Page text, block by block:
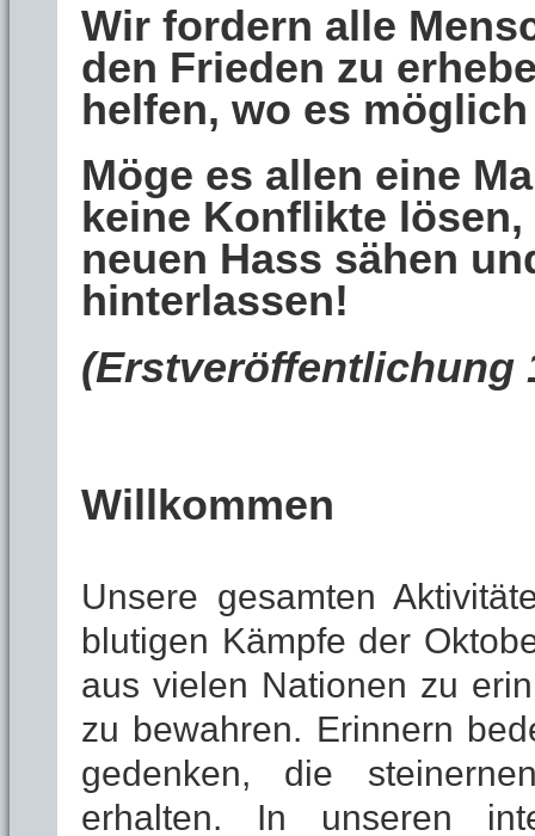
Wir fordern alle
den Frieden zu
helfen, wo es
Möge es allen eine
keine Konflikte
neuen Hass sähen
hinterlassen!
(Erstveröffentlichung
Willkommen
Unsere gesamten
blutigen Kämpfe der
aus vielen Nationen zu
zu bewahren. Erinnern
gedenken, die
erhalten. In unseren